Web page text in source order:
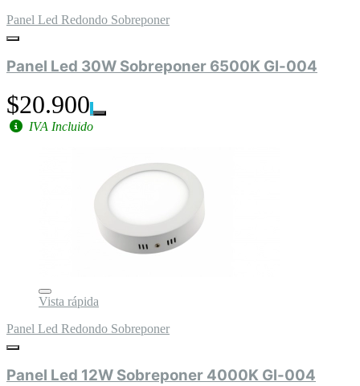
Panel Led Redondo Sobreponer
Panel Led 30W Sobreponer 6500K Gl-004
$20.900
IVA Incluido
Vista rápida
Panel Led Redondo Sobreponer
Panel Led 12W Sobreponer 4000K Gl-004